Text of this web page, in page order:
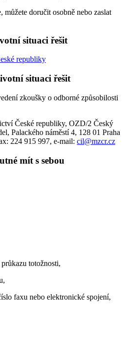
můžete doručit osobně nebo zaslat
situaci řešit
republiky
situaci řešit
zkoušky o odborné způsobilosti
České republiky, OZD/2 Český
Palackého náměstí 4, 128 01 Praha
224 915 997, e-mail: cil@mzcr.cz
mít s sebou
totožnosti,
faxu nebo elektronické spojení,